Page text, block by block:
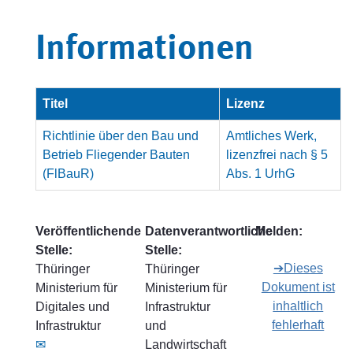
Informationen
Titel Lizenz
Richtlinie über den Bau und
Betrieb Fliegender Bauten
(FlBauR)
Amtliches Werk,
lizenzfrei nach § 5
Abs. 1 UrhG
Veröffentlichende
Stelle:
Thüringer
Ministerium für
Digitales und
Infrastruktur
✉
Datenverantwortliche
Stelle:
Thüringer
Ministerium für
Infrastruktur
und
Landwirtschaft
Melden:
➔Dieses
Dokument ist
inhaltlich
fehlerhaft